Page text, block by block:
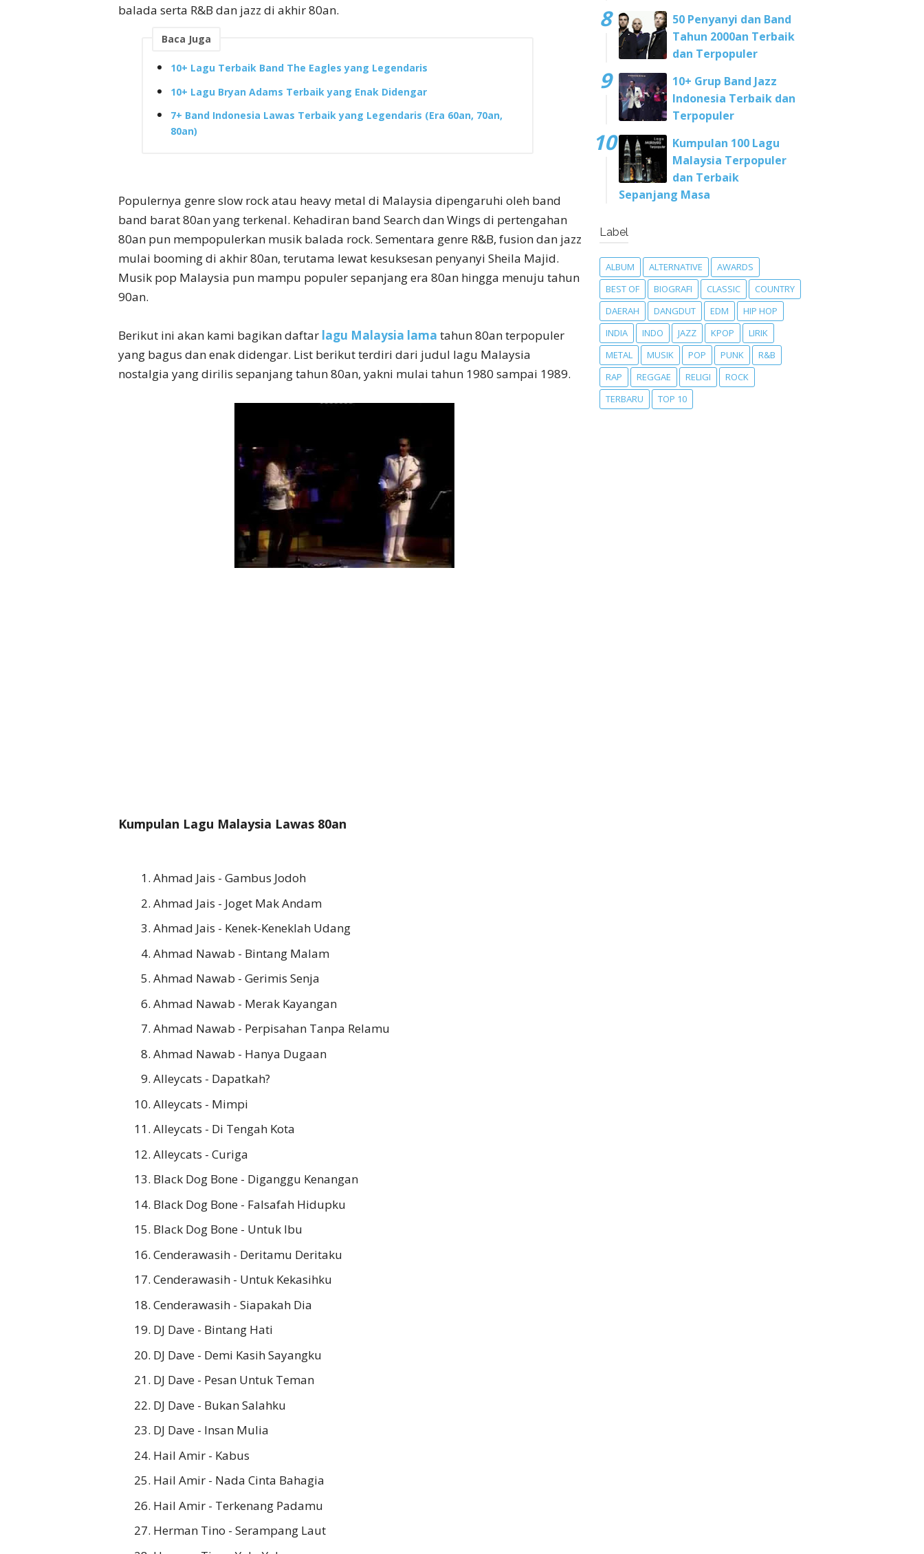
balada serta R&B dan jazz di akhir 80an.
Baca Juga
10+ Lagu Terbaik Band The Eagles yang Legendaris
10+ Lagu Bryan Adams Terbaik yang Enak Didengar
7+ Band Indonesia Lawas Terbaik yang Legendaris (Era 60an, 70an,
80an)
Populernya genre slow rock atau heavy metal di Malaysia dipengaruhi oleh band
band barat 80an yang terkenal. Kehadiran band Search dan Wings di pertengahan
80an pun mempopulerkan musik balada rock. Sementara genre R&B, fusion dan jazz
mulai booming di akhir 80an, terutama lewat kesuksesan penyanyi Sheila Majid.
Musik pop Malaysia pun mampu populer sepanjang era 80an hingga menuju tahun
90an.
Berikut ini akan kami bagikan daftar lagu Malaysia lama tahun 80an terpopuler
yang bagus dan enak didengar. List berikut terdiri dari judul lagu Malaysia
nostalgia yang dirilis sepanjang tahun 80an, yakni mulai tahun 1980 sampai 1989.
Kumpulan Lagu Malaysia Lawas 80an
Ahmad Jais - Gambus Jodoh
Ahmad Jais - Joget Mak Andam
Ahmad Jais - Kenek-Keneklah Udang
Ahmad Nawab - Bintang Malam
Ahmad Nawab - Gerimis Senja
Ahmad Nawab - Merak Kayangan
Ahmad Nawab - Perpisahan Tanpa Relamu
Ahmad Nawab - Hanya Dugaan
Alleycats - Dapatkah?
Alleycats - Mimpi
Alleycats - Di Tengah Kota
Alleycats - Curiga
Black Dog Bone - Diganggu Kenangan
Black Dog Bone - Falsafah Hidupku
Black Dog Bone - Untuk Ibu
Cenderawasih - Deritamu Deritaku
Cenderawasih - Untuk Kekasihku
Cenderawasih - Siapakah Dia
DJ Dave - Bintang Hati
DJ Dave - Demi Kasih Sayangku
DJ Dave - Pesan Untuk Teman
DJ Dave - Bukan Salahku
DJ Dave - Insan Mulia
Hail Amir - Kabus
Hail Amir - Nada Cinta Bahagia
Hail Amir - Terkenang Padamu
Herman Tino - Serampang Laut
50 Penyanyi dan Band
Tahun 2000an Terbaik
dan Terpopuler
10+ Grup Band Jazz
Indonesia Terbaik dan
Terpopuler
Kumpulan 100 Lagu
Malaysia Terpopuler
dan Terbaik
Sepanjang Masa
Label
ALBUM ALTERNATIVE
AWARDS
BEST OF
BIOGRAFI CLASSIC
COUNTRY
DAERAH
DANGDUT EDM
HIP HOP
INDIA
INDO JAZZ KPOP
LIRIK
METAL
MUSIK POP PUNK
R&B
RAP
REGGAE RELIGI
ROCK
TERBARU
TOP 10